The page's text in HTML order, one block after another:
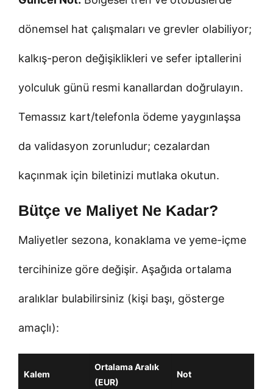
dönemsel hat çalışmaları ve grevler olabiliyor;
kalkış-peron değişiklikleri ve sefer iptallerini
yolculuk günü resmi kanallardan doğrulayın.
Temassız kart/telefonla ödeme yaygınlaşsa
da validasyon zorunludur; cezalardan
kaçınmak için biletinizi mutlaka okutun.
Bütçe ve Maliyet Ne Kadar?
Maliyetler sezona, konaklama ve yeme-içme
tercihinize göre değişir. Aşağıda ortalama
aralıklar bulabilirsiniz (kişi başı, gösterge
amaçlı):
Kalem
Ortalama Aralık
(EUR)
Not